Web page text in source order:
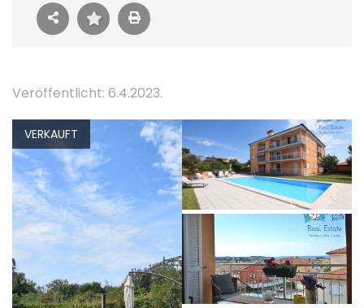
Veröffentlicht: 6.4.2023.
VERKAUFT